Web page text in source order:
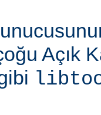
Açık